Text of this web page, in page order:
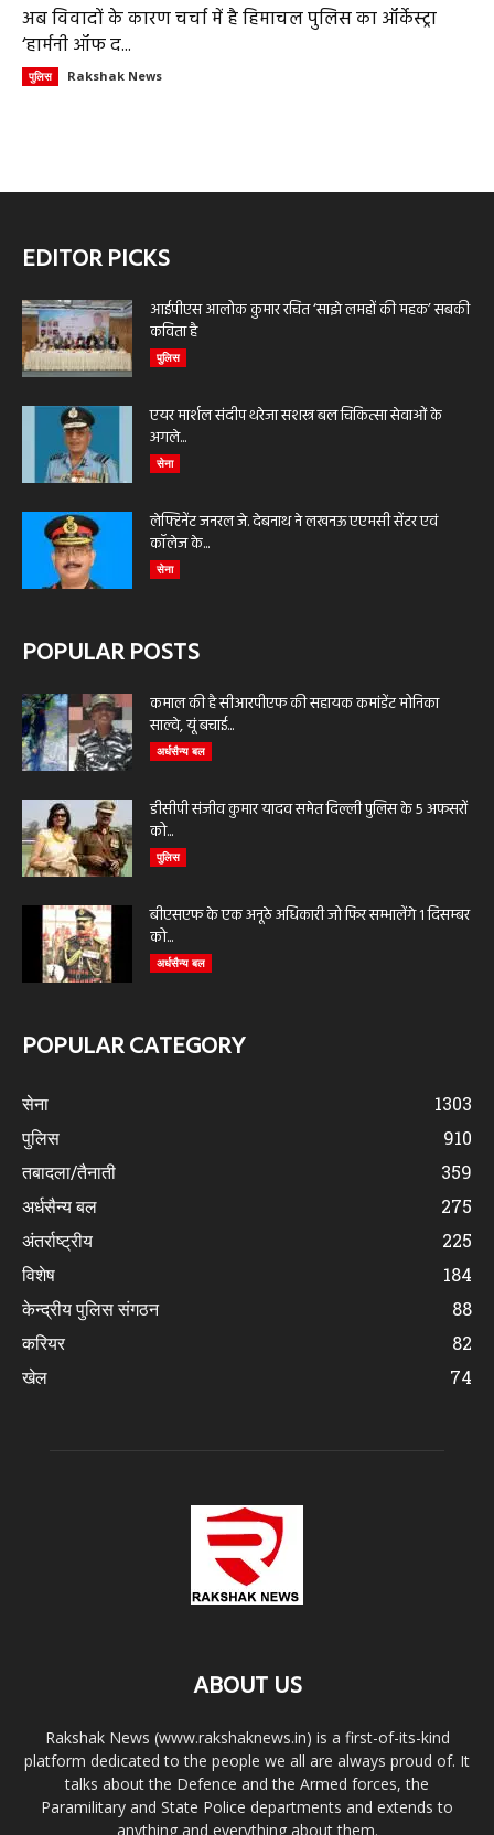
अब विवादों के कारण चर्चा में है हिमाचल पुलिस का ऑर्केस्ट्रा
‘हार्मनी ऑफ द...
पुलिस Rakshak News
EDITOR PICKS
आईपीएस आलोक कुमार रचित ‘साझे लमहों की महक’ सबकी
कविता है
पुलिस
एयर मार्शल संदीप थरेजा सशस्त्र बल चिकित्सा सेवाओं के
अगले...
सेना
लेफ्टिनेंट जनरल जे. देबनाथ ने लखनऊ एएमसी सेंटर एवं
कॉलेज के...
सेना
POPULAR POSTS
कमाल की है सीआरपीएफ की सहायक कमांडेंट मोनिका
साल्वे, यूं बचाई...
अर्धसैन्य बल
डीसीपी संजीव कुमार यादव समेत दिल्ली पुलिस के 5 अफसरों
को...
पुलिस
बीएसएफ के एक अनूठे अधिकारी जो फिर सम्भालेंगे 1 दिसम्बर
को...
अर्धसैन्य बल
POPULAR CATEGORY
सेना
1303
पुलिस
910
तबादला/तैनाती
359
अर्धसैन्य बल
275
अंतर्राष्ट्रीय
225
विशेष
184
केन्द्रीय पुलिस संगठन
88
करियर
82
खेल
74
ABOUT US
Rakshak News (www.rakshaknews.in) is a first-of-its-kind
platform dedicated to the people we all are always proud of. It
talks about the Defence and the Armed forces, the
Paramilitary and State Police departments and extends to
anything and everything about them.